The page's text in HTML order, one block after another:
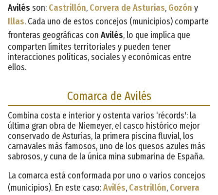
Avilés son: Castrillón, Corvera de Asturias, Gozón y
Illas. Cada uno de estos concejos (municipios) comparte
fronteras geográficas con Avilés, lo que implica que
comparten límites territoriales y pueden tener
interacciones políticas, sociales y económicas entre
ellos.
Comarca de Avilés
Combina costa e interior y ostenta varios ‘récords': la
última gran obra de Niemeyer, el casco histórico mejor
conservado de Asturias, la primera piscina fluvial, los
carnavales más famosos, uno de los quesos azules más
sabrosos, y cuna de la única mina submarina de España.
La comarca está conformada por uno o varios concejos
(municipios). En este caso:Avilés, Castrillón, Corvera